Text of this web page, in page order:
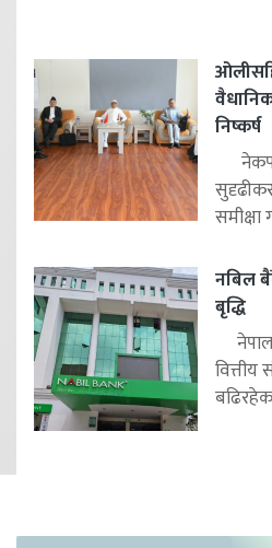
निष्कर्ष
समीक्षा
नबिल
बृद्धि
वित्तीय